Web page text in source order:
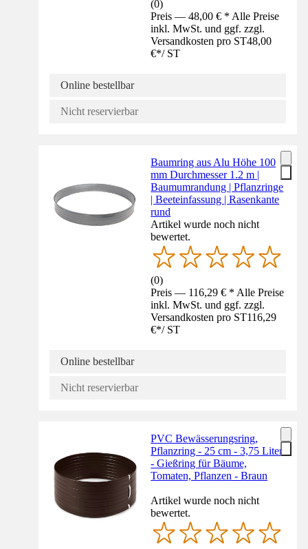
(0)
Preis — 48,00 € * Alle Preise
inkl. MwSt. und ggf. zzgl.
Versandkosten pro ST48,00
€*/ ST
Online bestellbar
Nicht reservierbar
Baumring aus Alu Höhe 100
mm Durchmesser 1.2 m |
Baumumrandung | Pflanzringe
| Beeteinfassung | Rasenkante
rund
Artikel wurde noch nicht
bewertet.
(0)
Preis — 116,29 € * Alle Preise
inkl. MwSt. und ggf. zzgl.
Versandkosten pro ST116,29
€*/ ST
Online bestellbar
Nicht reservierbar
PVC Bewässerungsring,
Pflanzring - 25 cm - 3,75 Liter
- Gießring für Bäume,
Tomaten, Pflanzen - Braun
Artikel wurde noch nicht
bewertet.